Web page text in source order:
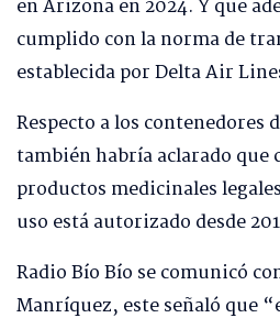
en Arizona en 2024. Y que
cumplido con la norma de
establecida por Delta Air
Respecto a los contenedores
también habría aclarado que
productos medicinales
uso está autorizado desde
Radio Bío Bío se comunicó
Manríquez, este señaló que